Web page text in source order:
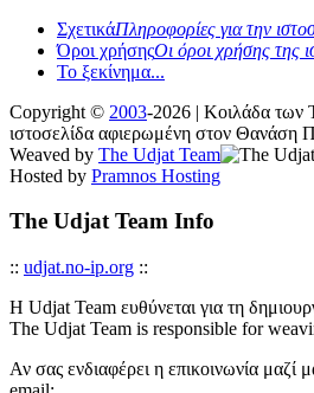
ΣχετικάΠληροφορίες για την
Όροι χρήσηςΟι όροι χρήσης της
Το ξεκίνημα...
Copyright © 2003-2026 | Κοιλάδα των
ιστοσελίδα αφιερωμένη στον Θανάση
Weaved by The Udjat Team
Hosted by Pramnos Hosting
The Udjat Team Info
:: udjat.no-ip.org ::
Η Udjat Team ευθύνεται για τη
The Udjat Team is responsible for
Αν σας ενδιαφέρει η επικοινωνία μαζί